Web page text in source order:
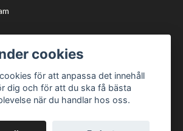
cookies
för att anpassa det innehåll
dig och för att du ska få bästa
när du handlar hos oss.